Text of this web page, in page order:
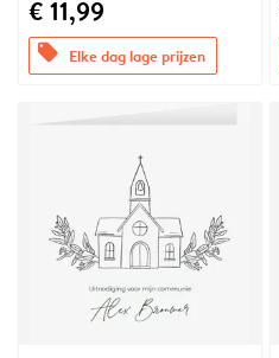
€ 11,99
offers Elke dag lage prijzen